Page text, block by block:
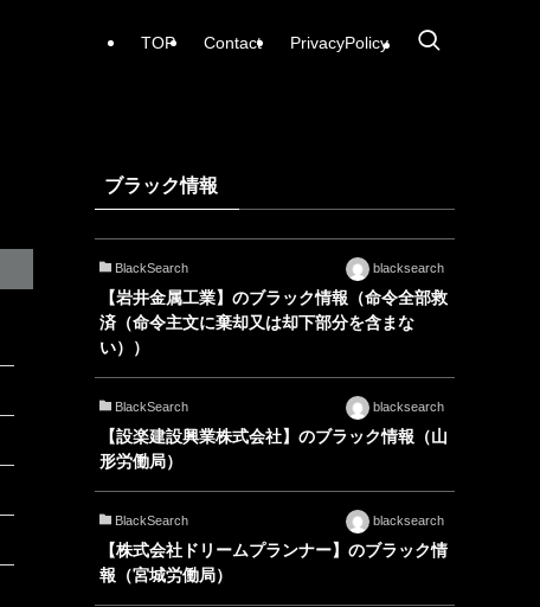
TOP Contact PrivacyPolicy
ブラック情報
BlackSearch blacksearch
【岩井金属工業】のブラック情報（命令全部救
済（命令主文に棄却又は却下部分を含まな
い））
BlackSearch blacksearch
【設楽建設興業株式会社】のブラック情報（山
形労働局）
BlackSearch blacksearch
【株式会社ドリームプランナー】のブラック情
報（宮城労働局）